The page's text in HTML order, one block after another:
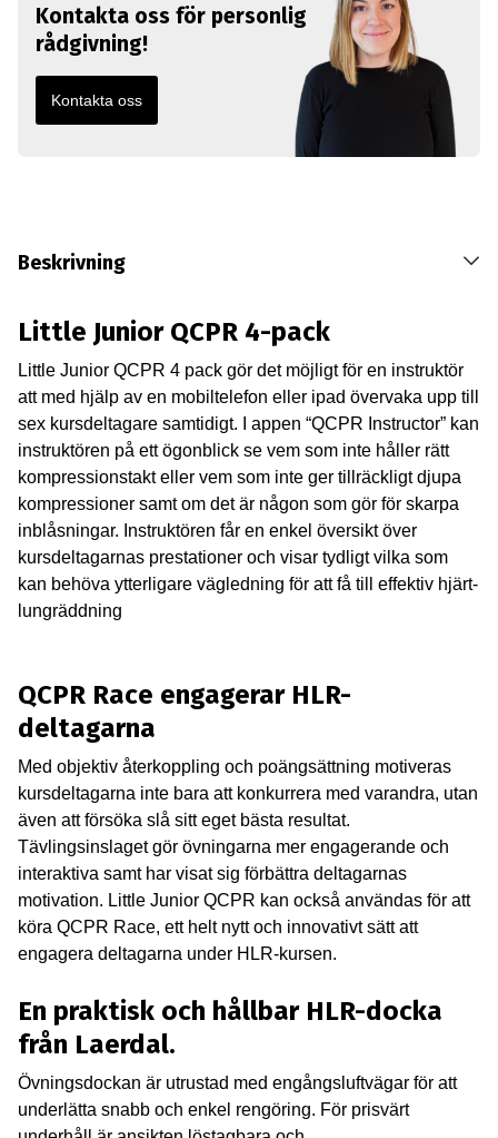
Kontakta oss för personlig
rådgivning!
Kontakta oss
Beskrivning
Little Junior QCPR 4-pack
Little Junior QCPR 4 pack gör det möjligt för en instruktör
att med hjälp av en mobiltelefon eller ipad övervaka upp till
sex kursdeltagare samtidigt. I appen “QCPR Instructor” kan
instruktören på ett ögonblick se vem som inte håller rätt
kompressionstakt eller vem som inte ger tillräckligt djupa
kompressioner samt om det är någon som gör för skarpa
inblåsningar. Instruktören får en enkel översikt över
kursdeltagarnas prestationer och visar tydligt vilka som
kan behöva ytterligare vägledning för att få till effektiv hjärt-
lungräddning
QCPR Race engagerar HLR-
deltagarna
Med objektiv återkoppling och poängsättning motiveras
kursdeltagarna inte bara att konkurrera med varandra, utan
även att försöka slå sitt eget bästa resultat.
Tävlingsinslaget gör övningarna mer engagerande och
interaktiva samt har visat sig förbättra deltagarnas
motivation. Little Junior QCPR kan också användas för att
köra QCPR Race, ett helt nytt och innovativt sätt att
engagera deltagarna under HLR-kursen.
En praktisk och hållbar HLR-docka
från Laerdal.
Övningsdockan är utrustad med engångsluftvägar för att
underlätta snabb och enkel rengöring. För prisvärt